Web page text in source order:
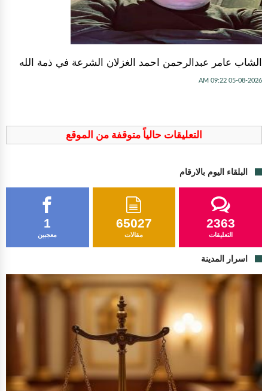
الشاب عامر عبدالرحمن احمد الغزلان الشرعة في ذمة الله
05-08-2026 09:22 AM
التعليقات حالياً متوقفة من الموقع
البلقاء اليوم بالارقام
1
معجبين
65027
مقالات
2363
التعليقات
اسرار المدينة